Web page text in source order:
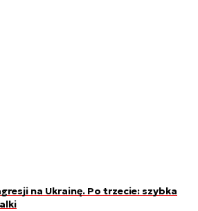
na Ukrainę. Po trzecie: szybka